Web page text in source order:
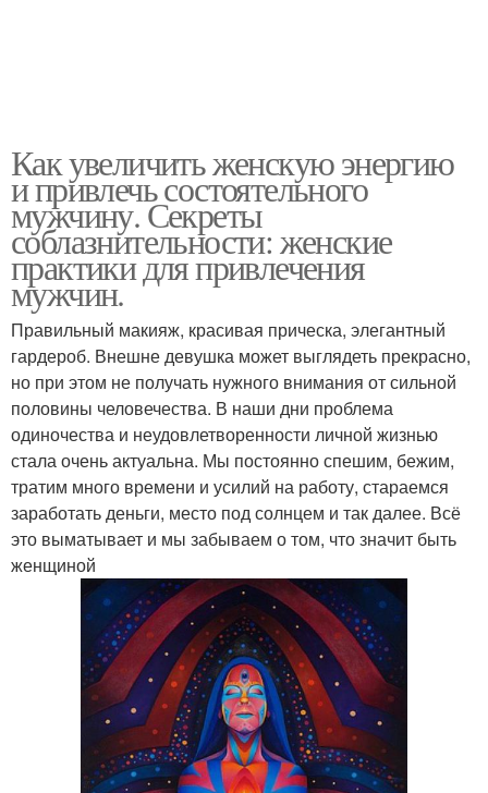
Как увеличить женскую энергию
и привлечь состоятельного
мужчину. Секреты
соблазнительности: женские
практики для привлечения
мужчин.
Правильный макияж, красивая прическа, элегантный
гардероб. Внешне девушка может выглядеть прекрасно,
но при этом не получать нужного внимания от сильной
половины человечества. В наши дни проблема
одиночества и неудовлетворенности личной жизнью
стала очень актуальна. Мы постоянно спешим, бежим,
тратим много времени и усилий на работу, стараемся
заработать деньги, место под солнцем и так далее. Всё
это выматывает и мы забываем о том, что значит быть
женщиной